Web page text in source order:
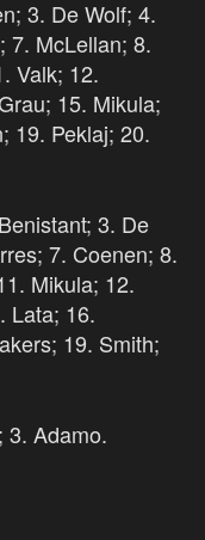
3. De Wolf; 4.
7. McLellan; 8.
Valk; 12.
15. Mikula;
19. Peklaj; 20.
3. De
7. Coenen; 8.
Mikula; 12.
Lata; 16.
19. Smith;
3. Adamo.